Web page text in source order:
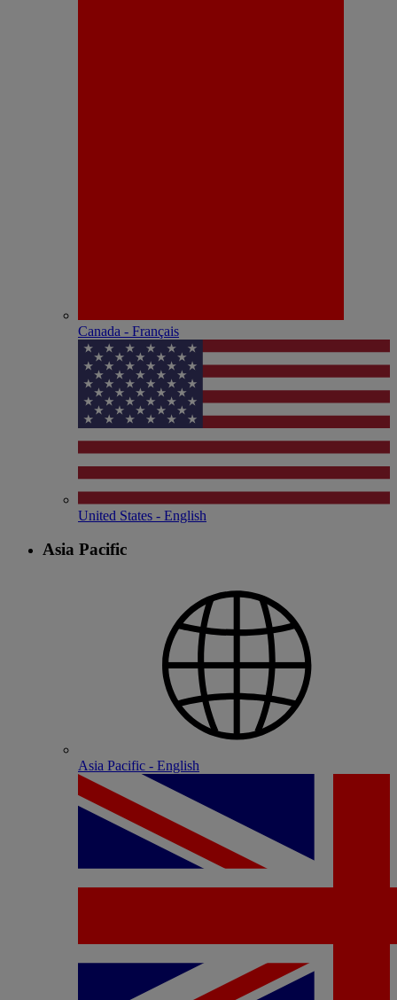
Canada - Français
United States - English
Asia Pacific
Asia Pacific - English